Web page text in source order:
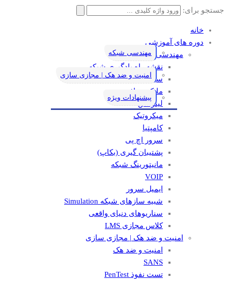
جستجو برای:
خانه
دوره های آموزشی
مهندسی شبکه
نقشه راه یادگیری شبکه
سیسکو
مایکروسافت
لینوکس
میکروتیک
کامپتیا
سرور اچ پی
پشتیبان گیری (بکاپ)
مانيتورينگ شبکه
VOIP
ایمیل سرور
شبیه سازهای شبکه Simulation
سناریوهای دنیای واقعی
کلاس مجازی LMS
امنیت و ضد هک | مجازی سازی
امنیت و ضد هک
SANS
تست نفوذ PenTest
مهندسی شبکه
امنیت و ضد هک | مجازی سازی
پیشنهادات ویژه